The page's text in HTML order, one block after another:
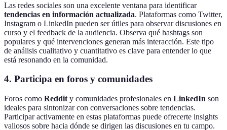
Las redes sociales son una excelente ventana para identificar
tendencias en información actualizada. Plataformas como Twitter,
Instagram o LinkedIn pueden ser útiles para observar discusiones en
curso y el feedback de la audiencia. Observa qué hashtags son
populares y qué intervenciones generan más interacción. Este tipo
de análisis cualitativo y cuantitativo es clave para entender lo que
está resonando en la comunidad.
4. Participa en foros y comunidades
Foros como Reddit y comunidades profesionales en LinkedIn son
ideales para sintonizar con conversaciones sobre tendencias.
Participar activamente en estas plataformas puede ofrecerte insights
valiosos sobre hacia dónde se dirigen las discusiones en tu campo.